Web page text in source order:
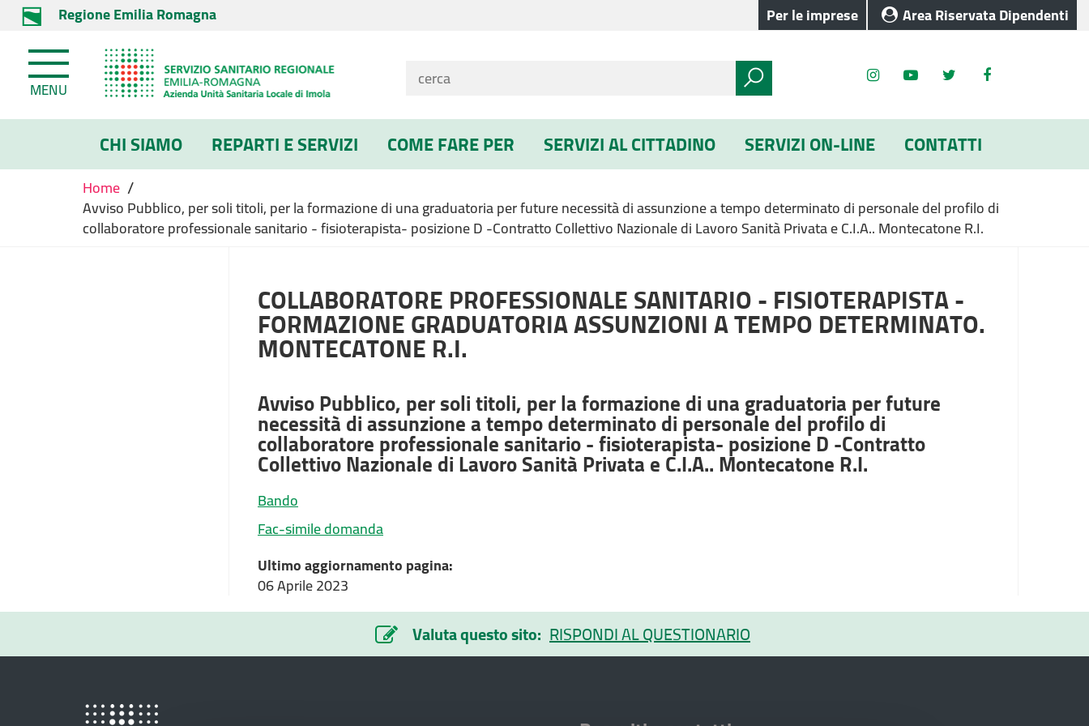
Regione Emilia Romagna Per le imprese Area Riservata Dipendenti
MENU
CHI SIAMO REPARTI E SERVIZI COME FARE PER SERVIZI AL CITTADINO SERVIZI ON-LINE CONTATTI
Home /
Avviso Pubblico, per soli titoli, per la formazione di una graduatoria per future necessità di assunzione a tempo determinato di personale del profilo di
collaboratore professionale sanitario - fisioterapista- posizione D -Contratto Collettivo Nazionale di Lavoro Sanità Privata e C.I.A.. Montecatone R.I.
COLLABORATORE PROFESSIONALE SANITARIO - FISIOTERAPISTA -
FORMAZIONE GRADUATORIA ASSUNZIONI A TEMPO DETERMINATO.
MONTECATONE R.I.
Avviso Pubblico, per soli titoli, per la formazione di una graduatoria per future
necessità di assunzione a tempo determinato di personale del profilo di
collaboratore professionale sanitario - fisioterapista- posizione D -Contratto
Collettivo Nazionale di Lavoro Sanità Privata e C.I.A.. Montecatone R.I.
Bando
Fac-simile domanda
Ultimo aggiornamento pagina:
06 Aprile 2023
Valuta questo sito: RISPONDI AL QUESTIONARIO